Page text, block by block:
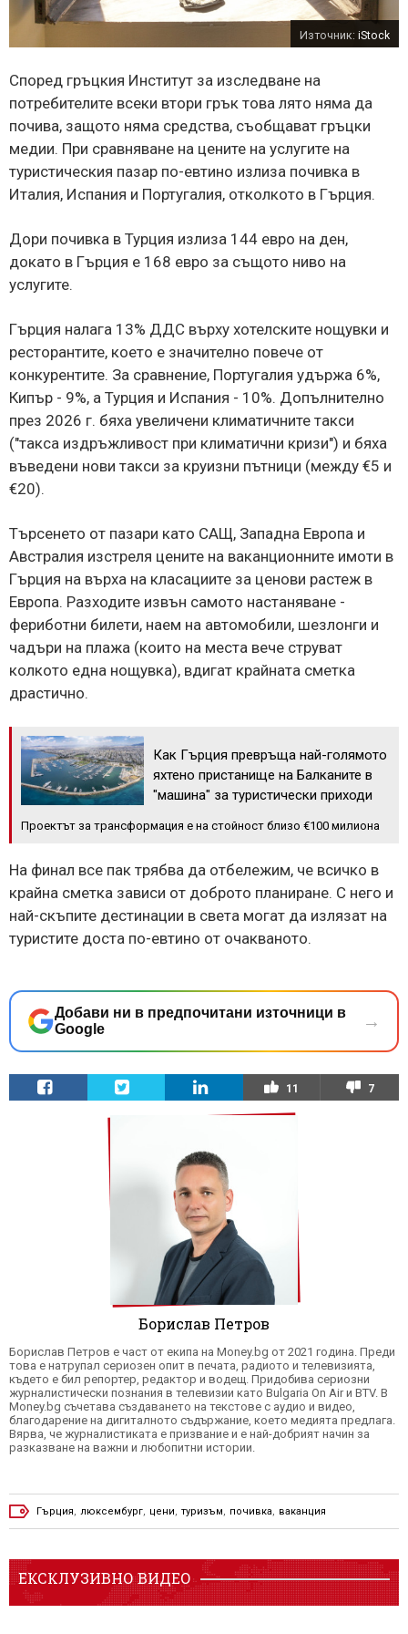
Източник: iStock
Според гръцкия Институт за изследване на
потребителите всеки втори грък това лято няма да
почива, защото няма средства, съобщават гръцки
медии. При сравняване на цените на услугите на
туристическия пазар по-евтино излиза почивка в
Италия, Испания и Португалия, отколкото в Гърция.
Дори почивка в Турция излиза 144 евро на ден,
докато в Гърция е 168 евро за същото ниво на
услугите.
Гърция налага 13% ДДС върху хотелските нощувки и
ресторантите, което е значително повече от
конкурентите. За сравнение, Португалия удържа 6%,
Кипър - 9%, а Турция и Испания - 10%. Допълнително
през 2026 г. бяха увеличени климатичните такси
("такса издръжливост при климатични кризи") и бяха
въведени нови такси за круизни пътници (между €5 и
€20).
Търсенето от пазари като САЩ, Западна Европа и
Австралия изстреля цените на ваканционните имоти в
Гърция на върха на класациите за ценови растеж в
Европа. Разходите извън самото настаняване -
фериботни билети, наем на автомобили, шезлонги и
чадъри на плажа (които на места вече струват
колкото една нощувка), вдигат крайната сметка
драстично.
Как Гърция превръща най-голямото
яхтено пристанище на Балканите в
"машина" за туристически приходи
Проектът за трансформация е на стойност близо €100 милиона
На финал все пак трябва да отбележим, че всичко в
крайна сметка зависи от доброто планиране. С него и
най-скъпите дестинации в света могат да излязат на
туристите доста по-евтино от очакваното.
Добави ни в предпочитани източници в
Google
→
11 7
Борислав Петров
Борислав Петров е част от екипа на Money.bg от 2021 година. Преди
това е натрупал сериозен опит в печата, радиото и телевизията,
където е бил репортер, редактор и водещ. Придобива сериозни
журналистически познания в телевизии като Bulgaria On Air и BTV. В
Money.bg съчетава създаването на текстове с аудио и видео,
благодарение на дигиталното съдържание, което медията предлага.
Вярва, че журналистиката е призвание и е най-добрият начин за
разказване на важни и любопитни истории.
Гърция, люксембург, цени, туризъм, почивка, ваканция
ЕКСКЛУЗИВНО ВИДЕО